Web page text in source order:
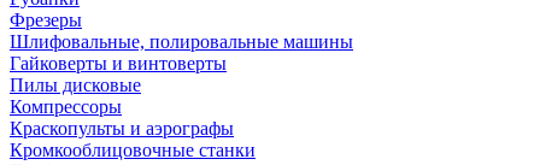
Фрезеры
Шлифовальные, полировальные машины
Гайковерты и винтоверты
Пилы дисковые
Компрессоры
Краскопульты и аэрографы
Кромкооблицовочные станки